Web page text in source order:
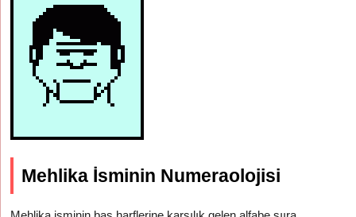
Mehlika İsminin Numeraolojisi